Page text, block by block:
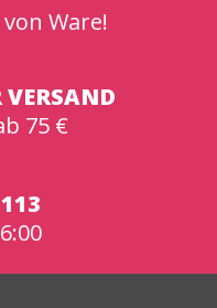
Ware!
VERSAND
75 €